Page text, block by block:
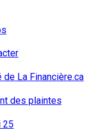
La Financière.ca
des plaintes
25